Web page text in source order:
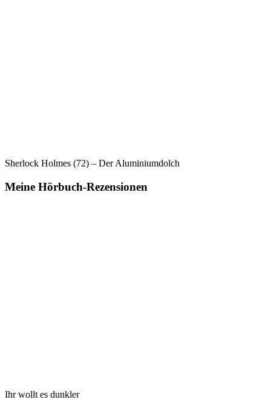
Sherlock Holmes (72) – Der Aluminiumdolch
Meine Hörbuch-Rezensionen
Ihr wollt es dunkler